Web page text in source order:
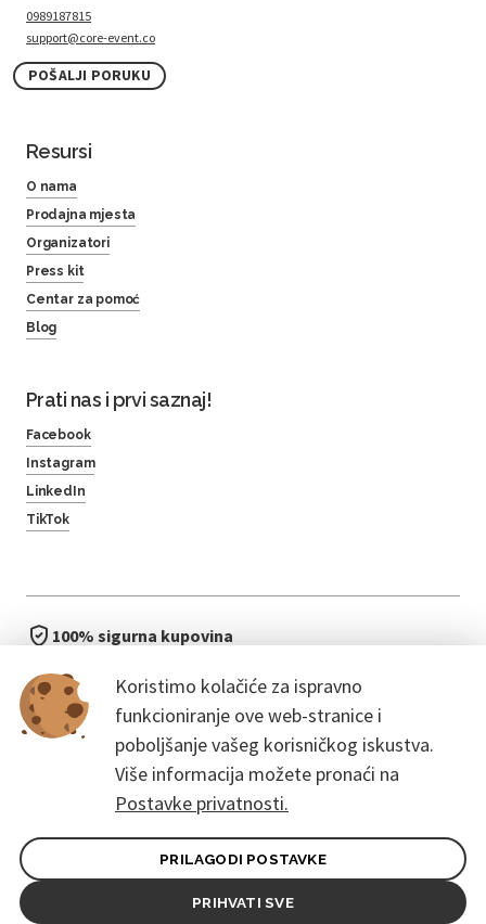
Koristimo kolačiće za ispravno
funkcioniranje ove web-stranice i
poboljšanje vašeg korisničkog iskustva.
Više informacija možete pronaći na
Postavke privatnosti.
PRILAGODI POSTAVKE
PRIHVATI SVE
0989187815
support@core-event.co
POŠALJI PORUKU
Resursi
O nama
Prodajna mjesta
Organizatori
Press kit
Centar za pomoć
Blog
Prati nas i prvi saznaj!
Facebook
Instagram
LinkedIn
TikTok
100% sigurna kupovina
bez čekanja u redu
Opći uvjeti ugovora za kupce
Pravila zaštite osobnih podataka
© 2026. CoreEvent